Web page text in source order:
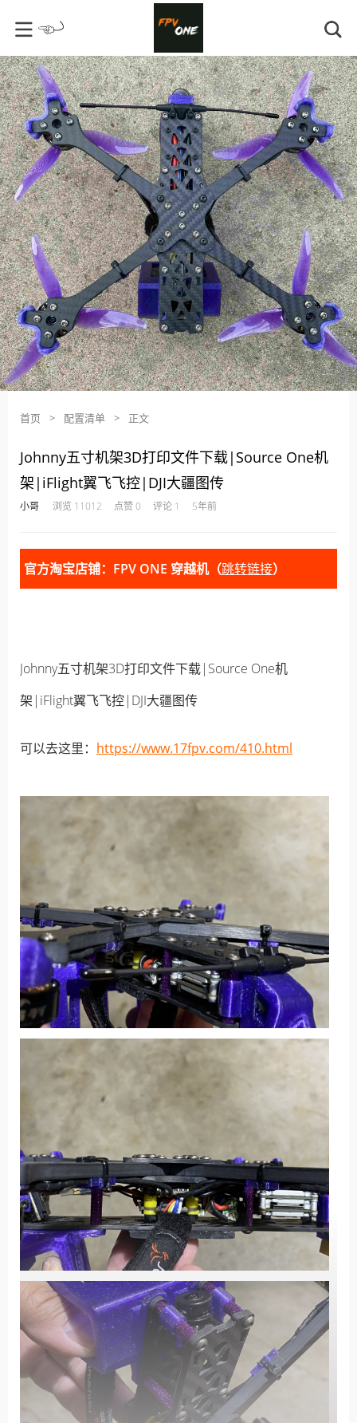
首页 > 配置清单 > 正文
Johnny五寸机架3D打印文件下载|Source One机
架|iFlight翼飞飞控|DJI大疆图传
小哥 浏览 11012 点赞 0 评论 1 5年前
官方淘宝店铺：FPV ONE 穿越机（跳转链接）
Johnny五寸机架3D打印文件下载|Source One机
架|iFlight翼飞飞控|DJI大疆图传
可以去这里： https://www.17fpv.com/410.html